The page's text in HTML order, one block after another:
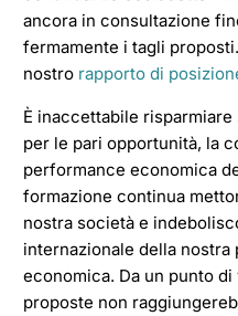
ancora in consultazione
fermamente i tagli
nostro rapporto di
È inaccettabile
per le pari opportunità, la
performance economica
formazione continua
nostra società e
internazionale della
economica. Da un punto
proposte non